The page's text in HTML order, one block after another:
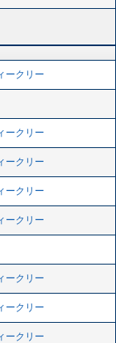
ークリー
ークリー
ークリー
ークリー
ークリー
ークリー
ークリー
ークリー